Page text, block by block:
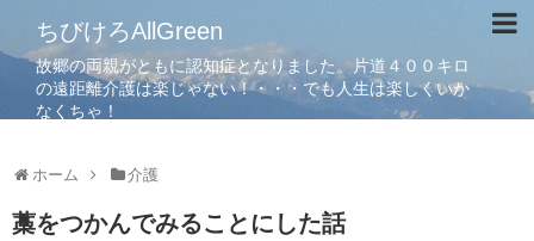
ちびけろAllGreen
故郷の両親がともに認知症となりました。片道４００キロ
の遠距離介護は楽じゃない！・・・でも人生は楽しくいか
なくちゃ！
ホーム 介護
藁をつかんでみることにした話